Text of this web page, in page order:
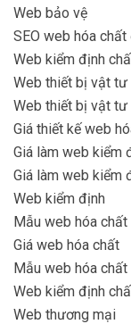
Web bảo vệ
SEO web hóa
Web kiểm định
Web thiết bị vật tư
Web thiết bị vật tư
Giá thiết kế web
Giá làm web kiểm
Giá làm web kiểm
Web kiểm định
Mẫu web hóa chất
Giá web hóa chất
Mẫu web hóa chất
Web kiểm định
Web thương mại